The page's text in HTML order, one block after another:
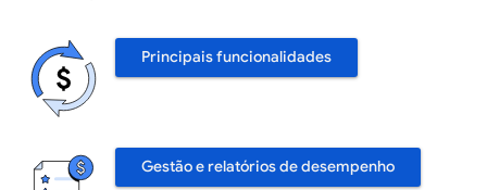
Principais funcionalidades
Gestão e relatórios de desempenho